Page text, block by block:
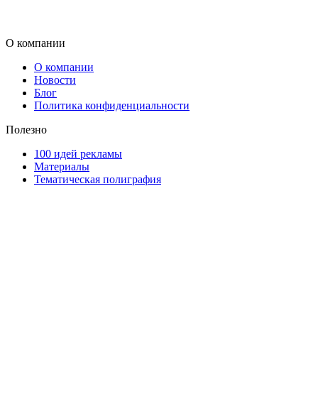
О компании
О компании
Новости
Блог
Политика конфиденциальности
Полезно
100 идей рекламы
Материалы
Тематическая полиграфия